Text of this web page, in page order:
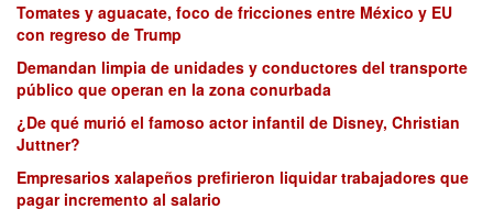
Tomates y aguacate, foco de fricciones entre México y EU
con regreso de Trump
Demandan limpia de unidades y conductores del transporte
público que operan en la zona conurbada
¿De qué murió el famoso actor infantil de Disney, Christian
Juttner?
Empresarios xalapeños prefirieron liquidar trabajadores que
pagar incremento al salario